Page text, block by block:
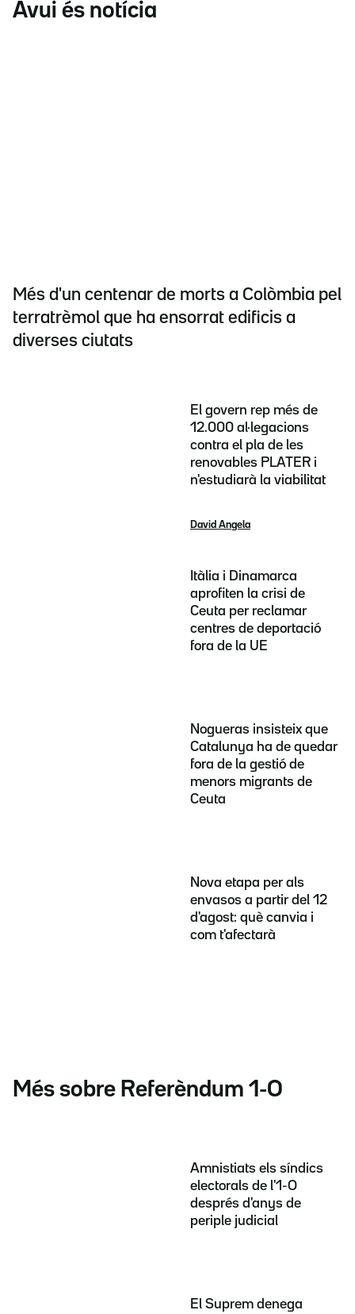
Avui és notícia
Més d'un centenar de morts a Colòmbia pel
terratrèmol que ha ensorrat edificis a
diverses ciutats
El govern rep més de
12.000 al·legacions
contra el pla de les
renovables PLATER i
n'estudiarà la viabilitat
David Angela
Itàlia i Dinamarca
aprofiten la crisi de
Ceuta per reclamar
centres de deportació
fora de la UE
Nogueras insisteix que
Catalunya ha de quedar
fora de la gestió de
menors migrants de
Ceuta
Nova etapa per als
envasos a partir del 12
d'agost: què canvia i
com t'afectarà
Més sobre Referèndum 1-O
Amnistiats els síndics
electorals de l'1-O
després d'anys de
periple judicial
El Suprem denega